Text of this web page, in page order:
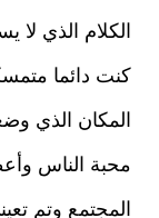
الكلام الذي لا
كنت دائما
المكان الذي
محبة الناس
المجتمع وتم